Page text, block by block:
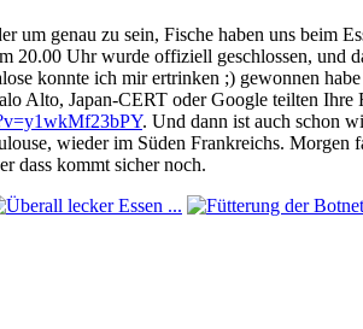
um genau zu sein, Fische haben uns beim
20.00 Uhr wurde offiziell geschlossen,
konnte ich mir ertrinken ;) gewonnen
Alto, Japan-CERT oder Google teilten
. Und dann ist auch schon
wieder im Süden Frankreichs.
dass kommt sicher noch.